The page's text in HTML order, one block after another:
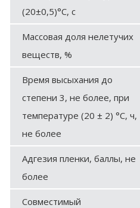
(20±0,5)°С, с
Массовая доля нелетучих
веществ, %
Время высыхания до
степени 3, не более, при
температуре (20 ± 2) °С, ч,
не более
Адгезия пленки, баллы, не
более
Совместимый